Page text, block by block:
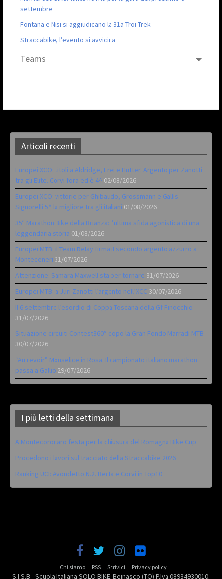
settembre
Fontana e Nisi si aggiudicano la 31a Troi Trek
Straccabike, l’evento si avvicina
Teams
Articoli recenti
Europei XCO: titoli a Aldridge, Frei e Hutter. Argento per Zanotti
tra gli Elite. Corvi fora ed è 4^ 02/08/2026
Europei XCO: vittorie per Ghibaudo, Grossmann e Gallis.
Signorelli 5^ la migliore tra gli italiani 01/08/2026
35ª Marathon Bike della Brianza: l’ultima sfida agonistica di una
leggendaria storia 01/08/2026
Europei MTB: il Team Relay firma il secondo argento azzurro a
Monteceneri 31/07/2026
Attenzione: Samara Maxwell sta per tornare 31/07/2026
Europei MTB: a Juri Zanotti l’argento nell’XCC 30/07/2026
Il 6 settembre l’esordio di Coppa Toscana della Gf Pinocchio
31/07/2026
Situazione circuiti Contest360° dopo la Gran Fondo Marradi MTB
30/07/2026
“Au revoir” Monselice in Rosa. Il campionato italiano marathon
passa a Gallio 29/07/2026
I più letti della settimana
A Montecoronaro festa per la chiusura del Romagna Bike Cup
Procedono i lavori sul tracciato della Straccabike 2026
Ranking UCI: Avondetto N.2. Berta e Corvi in Top10
Chi siamo RSS Scrivici Privacy policy
S.I.S.B - Scuola Italiana SOLO BIKE. Beinasco (TO) P.Iva 08934930010.